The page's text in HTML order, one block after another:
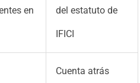
en del estatuto de
IFICI
Cuenta atrás